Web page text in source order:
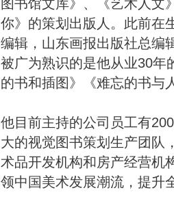
图书馆文库》、《艺术人文
你》的策划出版人。此前在
编辑，山东画报出版社总编
被广为熟识的是他从业30年
的书和插图》《难忘的书与
他目前主持的公司员工有
大的视觉图书策划生产团队
术品开发机构和房产经营机
领中国美术发展潮流，提升